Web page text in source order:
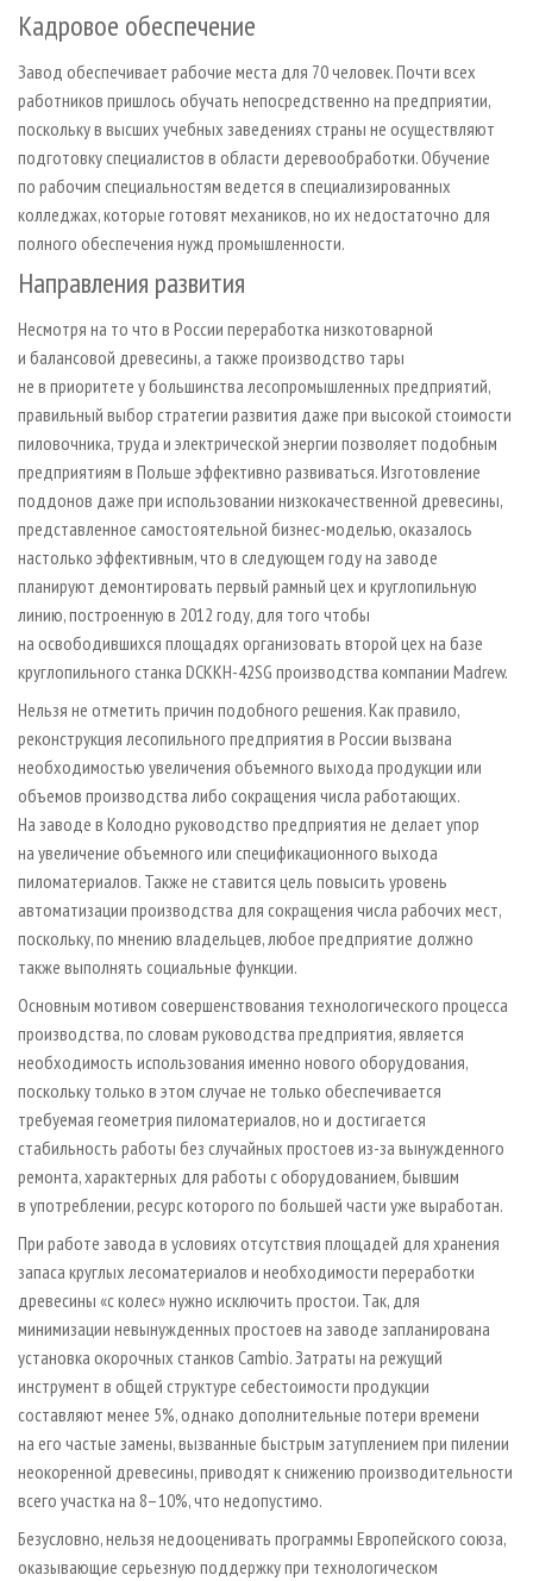
Кадровое обеспечение
Завод обеспечивает рабочие места для 70 человек. Почти всех
работников пришлось обучать непосредственно на предприятии,
поскольку в высших учебных заведениях страны не осуществляют
подготовку специалистов в области деревообработки. Обучение
по рабочим специальностям ведется в специализированных
колледжах, которые готовят механиков, но их недостаточно для
полного обеспечения нужд промышленности.
Направления развития
Несмотря на то что в России переработка низкотоварной
и балансовой древесины, а также производство тары
не в приоритете у большинства лесопромышленных предприятий,
правильный выбор стратегии развития даже при высокой стоимости
пиловочника, труда и электрической энергии позволяет подобным
предприятиям в Польше эффективно развиваться. Изготовление
поддонов даже при использовании низкокачественной древесины,
представленное самостоятельной бизнес-моделью, оказалось
настолько эффективным, что в следующем году на заводе
планируют демонтировать первый рамный цех и круглопильную
линию, построенную в 2012 году, для того чтобы
на освободившихся площадях организовать второй цех на базе
круглопильного станка DCKKH-42SG производства компании Madrew.
Нельзя не отметить причин подобного решения. Как правило,
реконструкция лесопильного предприятия в России вызвана
необходимостью увеличения объемного выхода продукции или
объемов производства либо сокращения числа работающих.
На заводе в Колодно руководство предприятия не делает упор
на увеличение объемного или спецификационного выхода
пиломатериалов. Также не ставится цель повысить уровень
автоматизации производства для сокращения числа рабочих мест,
поскольку, по мнению владельцев, любое предприятие должно
также выполнять социальные функции.
Основным мотивом совершенствования технологического процесса
производства, по словам руководства предприятия, является
необходимость использования именно нового оборудования,
поскольку только в этом случае не только обеспечивается
требуемая геометрия пиломатериалов, но и достигается
стабильность работы без случайных простоев из-за вынужденного
ремонта, характерных для работы с оборудованием, бывшим
в употреблении, ресурс которого по большей части уже выработан.
При работе завода в условиях отсутствия площадей для хранения
запаса круглых лесоматериалов и необходимости переработки
древесины «с колес» нужно исключить простои. Так, для
минимизации невынужденных простоев на заводе запланирована
установка окорочных станков Cambio. Затраты на режущий
инструмент в общей структуре себестоимости продукции
составляют менее 5%, однако дополнительные потери времени
на его частые замены, вызванные быстрым затуплением при пилении
неокоренной древесины, приводят к снижению производительности
всего участка на 8–10%, что недопустимо.
Безусловно, нельзя недооценивать программы Европейского союза,
оказывающие серьезную поддержку при технологическом